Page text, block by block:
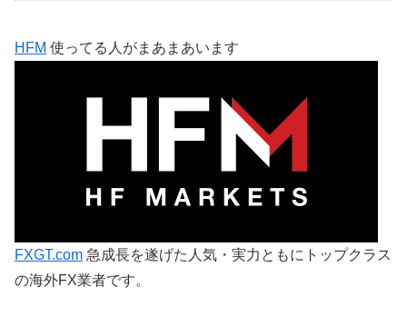
HFM 使ってる人がまあまあいます
FXGT.com 急成長を遂げた人気・実力ともにトップクラス
の海外FX業者です。